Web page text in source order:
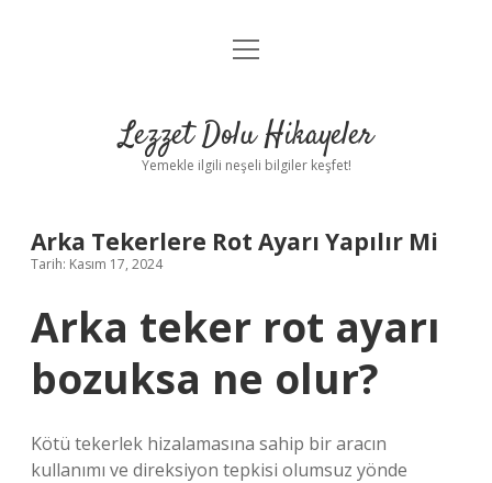
Anasayfa
Yasal Uyarı
menüyü
Lezzet Dolu Hikayeler
Yemekle ilgili neşeli bilgiler keşfet!
Arka Tekerlere Rot Ayarı Yapılır Mi
Tarih: Kasım 17, 2024
Arka teker rot ayarı
bozuksa ne olur?
Kötü tekerlek hizalamasına sahip bir aracın
kullanımı ve direksiyon tepkisi olumsuz yönde